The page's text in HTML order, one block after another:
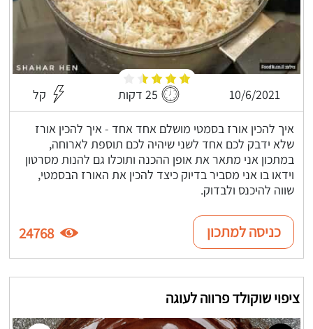
10/6/2021 25 דקות קל
איך להכין אורז בסמטי מושלם אחד אחד - איך להכין אורז
שלא ידבק לכם אחד לשני שיהיה לכם תוספת לארוחה,
במתכון אני מתאר את אופן ההכנה ותוכלו גם להנות מסרטון
וידאו בו אני מסביר בדיוק כיצד להכין את האורז הבסמטי,
שווה להיכנס ולבדוק.
כניסה למתכון 24768
ציפוי שוקולד פרווה לעוגה